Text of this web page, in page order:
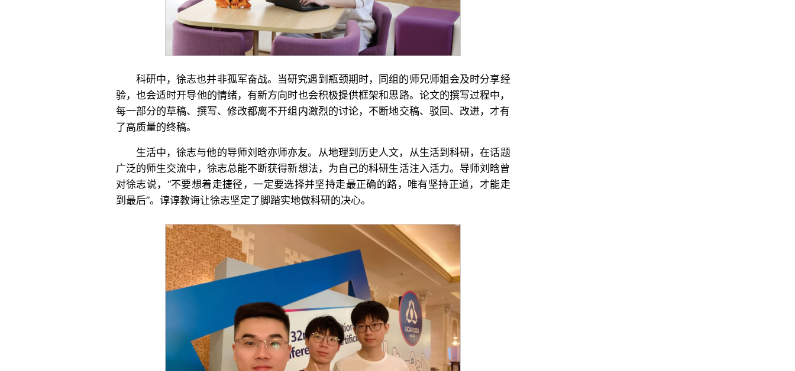
科研中，徐志也并非孤军奋战。当研究遇到瓶颈期时，同组的师兄师姐会及时分享经
验，也会适时开导他的情绪，有新方向时也会积极提供框架和思路。论文的撰写过程中，
每一部分的草稿、撰写、修改都离不开组内激烈的讨论，不断地交稿、驳回、改进，才有
了高质量的终稿。
生活中，徐志与他的导师刘晗亦师亦友。从地理到历史人文，从生活到科研，在话题
广泛的师生交流中，徐志总能不断获得新想法，为自己的科研生活注入活力。导师刘晗曾
对徐志说，“不要想着走捷径，一定要选择并坚持走最正确的路，唯有坚持正道，才能走
到最后”。谆谆教诲让徐志坚定了脚踏实地做科研的决心。